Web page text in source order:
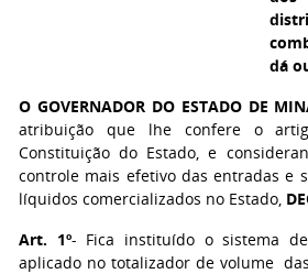
dá
O GOVERNADOR DO ESTADO DE
atribuição que lhe confere o
Constituição do Estado, e
controle mais efetivo das entradas e
líquidos comercializados no Estado,
Art. 1º- Fica instituído o sistema
aplicado no totalizador de volume